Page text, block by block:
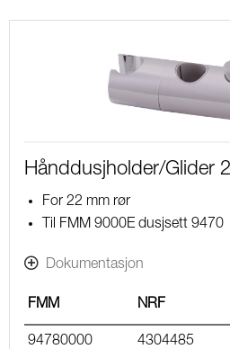
Hånddusjholder/Glider
For 22 mm rør
Til FMM 9000E dusjsett 9470
Dokumentasjon
FMM NRF
94780000 4304485